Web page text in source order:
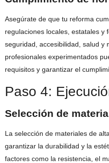
Asegúrate de que tu reforma
regulaciones locales, estatales y
seguridad, accesibilidad, salud y
profesionales experimentados
requisitos y garantizar el
Paso 4:
Selección de
La selección de materiales de
garantizar la durabilidad y la
factores como la resistencia, el